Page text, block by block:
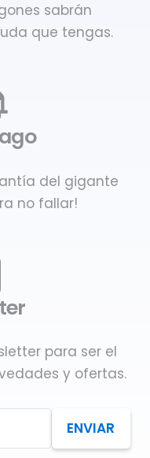
sabrán
que tengas.
del gigante
no fallar!
para ser el
y ofertas.
ENVIAR